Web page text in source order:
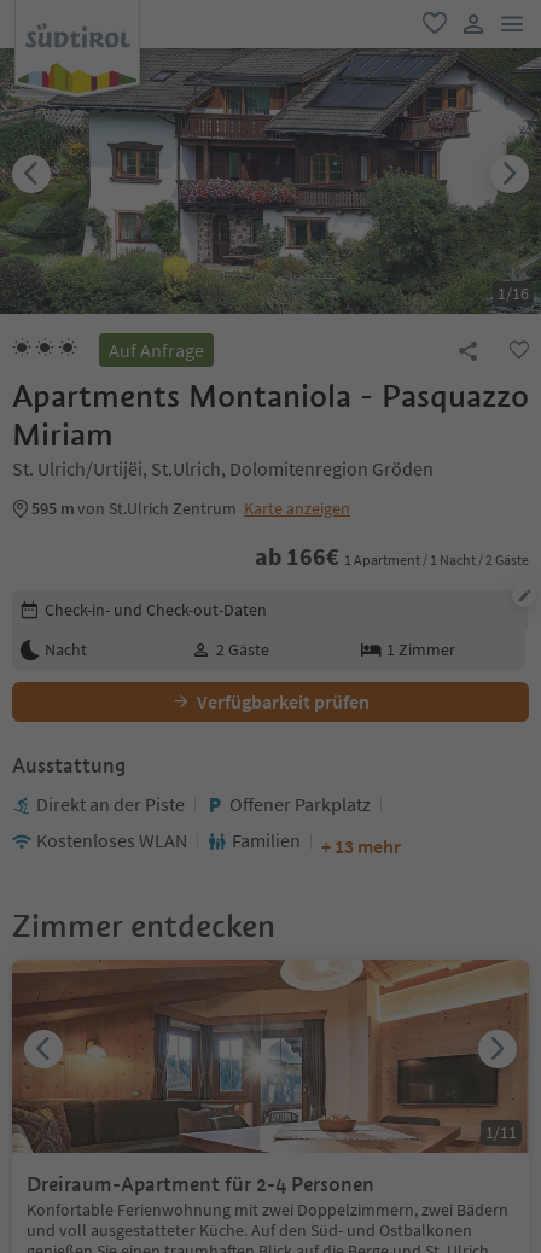
favorit
user link
1/16
Auf Anfrage
Apartments Montaniola - Pasquazzo
Miriam
St. Ulrich/Urtijëi, St.Ulrich, Dolomitenregion Gröden
595 mvon St.Ulrich Zentrum Karte anzeigen
ab 166€ 1 Apartment / 1 Nacht / 2 Gäste
Buchungsdetails bearbeiten
Check-in- und Check-out-Daten
Nacht
2 Gäste 1 Zimmer
Verfügbarkeit prüfen
Ausstattung
Direkt an der Piste
Offener Parkplatz
Kostenloses WLAN
Familien + 13 mehr
Zimmer entdecken
Dreiraum-Apartment für 2-4 Personen
Konfortable Ferienwohnung mit zwei Doppelzimmern, zwei Bädern
und voll ausgestatteter Küche. Auf den Süd- und Ostbalkonen
1/11